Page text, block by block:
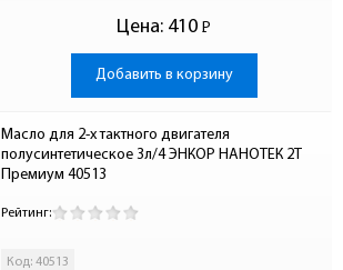
Цена: 410 Р
-
Добавить в корзину
Масло для 2-х тактного двигателя
полусинтетическое 3л/4 ЭНКОР НАНОТЕК 2Т
Премиум 40513
Рейтинг:
Код: 40513